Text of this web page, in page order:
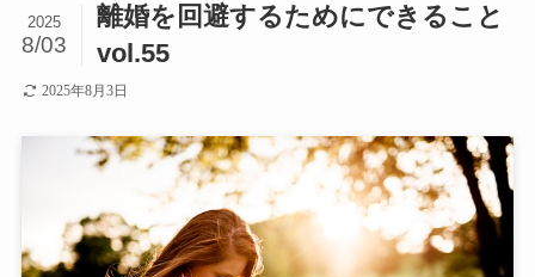
離婚を回避するためにできること
vol.55
2025
8/03
2025年8月3日